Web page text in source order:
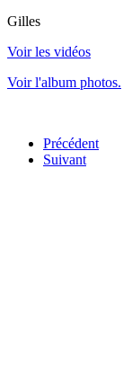
Gilles
Voir les vidéos
Voir l'album photos.
Précédent
Suivant